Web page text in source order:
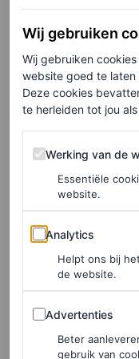
530 sneaker van
HIER TE KOOP
LEES OOK
Worden doorschijnende
VALERIE SPECHT
Sweater van
Een fijne outfit
Wij gebruiken
Wij gebruiken
website goed te
Deze cookies
te herleiden tot jou
Werking van de
Werking van de
Essentiële
website.
Analytics
Analytics
Helpt ons bij
de website.
Advertenties
Advertenties
Beter
gebruik van